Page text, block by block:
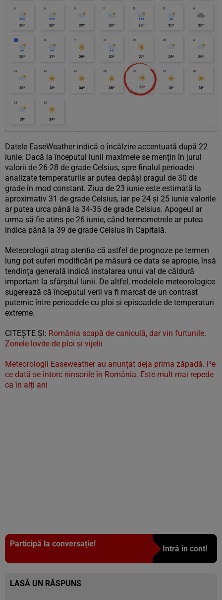
Datele EaseWeather indică o încălzire accentuată după 22
iunie. Dacă la începutul lunii maximele se mențin în jurul
valorii de 26-28 de grade Celsius, spre finalul perioadei
analizate temperaturile ar putea depăși pragul de 30 de
grade în mod constant. Ziua de 23 iunie este estimată la
aproximativ 31 de grade Celsius, iar pe 24 și 25 iunie valorile
ar putea urca până la 34-35 de grade Celsius. Apogeul ar
urma să fie atins pe 26 iunie, când termometrele ar putea
indica până la 39 de grade Celsius în Capitală.
Meteorologii atrag atenția că astfel de prognoze pe termen
lung pot suferi modificări pe măsură ce data se apropie, însă
tendința generală indică instalarea unui val de căldură
important la sfârșitul lunii. De altfel, modelele meteorologice
sugerează că începutul verii va fi marcat de un contrast
puternic între perioadele cu ploi și episoadele de temperaturi
extreme.
CITEȘTE ȘI: România scapă de caniculă, dar vin furtunile.
Zonele lovite de ploi și vijelii
Meteorologii Easeweather au anunțat deja prima zăpadă. Pe
ce dată se întorc ninsorile în România. Este mult mai repede
ca în alți ani
Participă la conversație!
Intră în cont!
LASĂ UN RĂSPUNS